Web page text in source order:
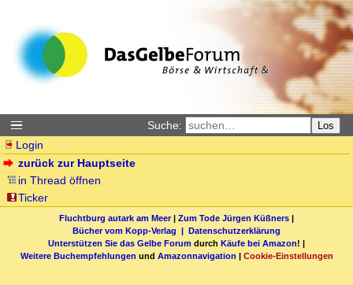
Suche: Los
Login
zurück zur Hauptseite
in Thread öffnen
Ticker
Fluchtburg autark am Meer| Zum Tode Jürgen Küßners |
Bücher vom Kopp-Verlag | Datenschutzerklärung
Unterstützen Sie das Gelbe Forum durch Käufe bei Amazon! |
Weitere Buchempfehlungen und Amazonnavigation | Cookie-Einstellungen